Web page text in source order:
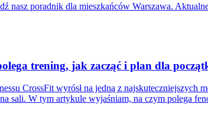
nasz poradnik dla mieszkańców Warszawa.
trening, jak zacząć i plan dla
CrossFit wyrósł na jedną z najskuteczniejszych
sali. W tym artykule wyjaśniam, na czym polega